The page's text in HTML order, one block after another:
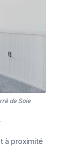
de Soie
à proximité